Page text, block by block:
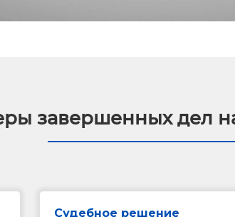
завершенных дел
Судебное решение